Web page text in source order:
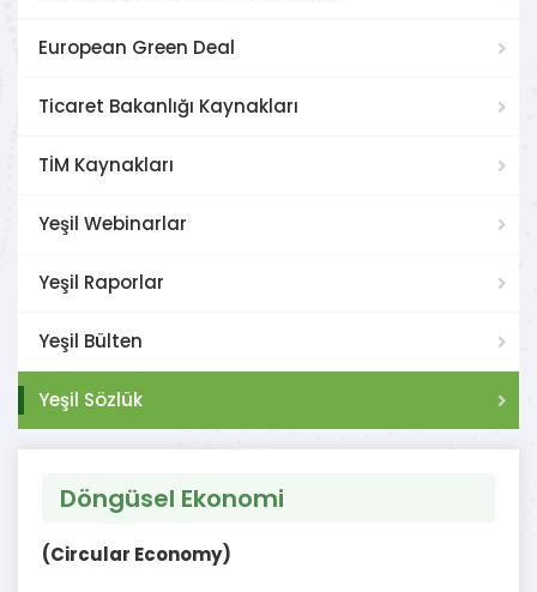
European Green Deal
Ticaret Bakanlığı Kaynakları
TİM Kaynakları
Yeşil Webinarlar
Yeşil Raporlar
Yeşil Bülten
Yeşil Sözlük
Döngüsel Ekonomi
(Circular Economy)